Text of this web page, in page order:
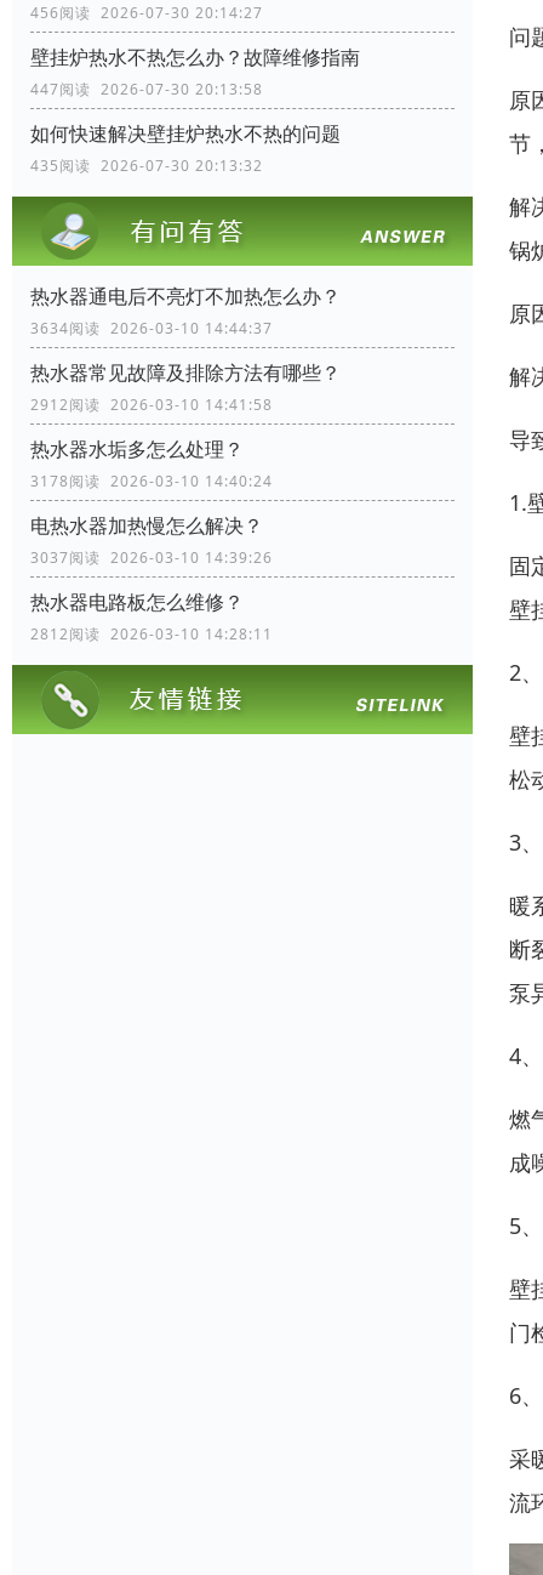
456阅读 2026-07-30 20:14:27
壁挂炉热水不热怎么办？故障维修指南
447阅读 2026-07-30 20:13:58
如何快速解决壁挂炉热水不热的问题
435阅读 2026-07-30 20:13:32
热水器通电后不亮灯不加热怎么办？
3634阅读 2026-03-10 14:44:37
热水器常见故障及排除方法有哪些？
2912阅读 2026-03-10 14:41:58
热水器水垢多怎么处理？
3178阅读 2026-03-10 14:40:24
电热水器加热慢怎么解决？
3037阅读 2026-03-10 14:39:26
热水器电路板怎么维修？
2812阅读 2026-03-10 14:28:11
问
原
节
解
锅
原
解
导
1.
固
壁
2
壁
松
3
暖
断
泵
4
燃
成
5
壁
门
6
采
流